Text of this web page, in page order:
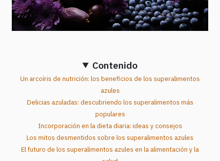
Contenido
Un arcoíris de nutrición: los beneficios de los superalimentos
azules
Delicias azuladas: descubriendo los superalimentos más
populares
Incorporación en la dieta diaria: ideas y consejos
Los mitos desmentidos sobre los superalimentos azules
El futuro de los superalimentos azules en la alimentación y la